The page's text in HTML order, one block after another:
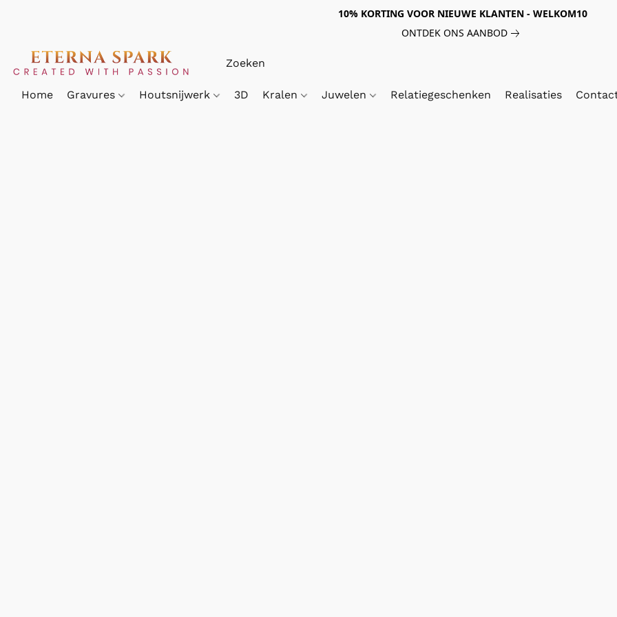
10% KORTING VOOR NIEUWE KLANTEN - WELKOM10
ONTDEK ONS AANBOD
Home Gravures Houtsnijwerk 3D Kralen Juwelen Relatiegeschenken Realisaties